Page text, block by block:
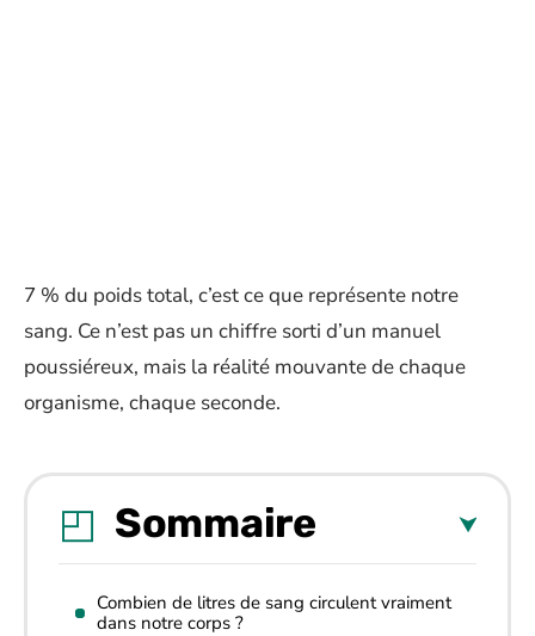
7 % du poids total, c’est ce que représente notre
sang. Ce n’est pas un chiffre sorti d’un manuel
poussiéreux, mais la réalité mouvante de chaque
organisme, chaque seconde.
Sommaire
Combien de litres de sang circulent vraiment
dans notre corps ?